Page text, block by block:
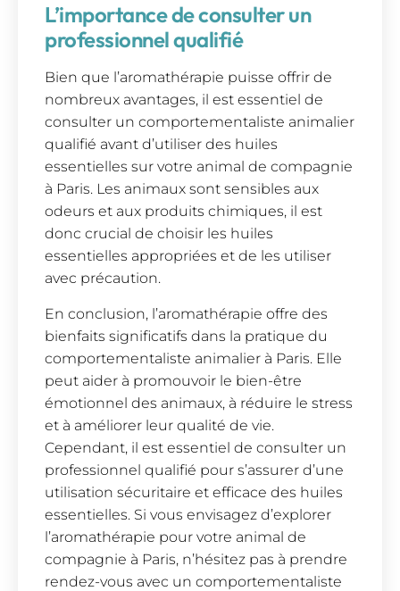
L’importance de consulter un
professionnel qualifié
Bien que l’aromathérapie puisse offrir de
nombreux avantages, il est essentiel de
consulter un comportementaliste animalier
qualifié avant d’utiliser des huiles
essentielles sur votre animal de compagnie
à Paris. Les animaux sont sensibles aux
odeurs et aux produits chimiques, il est
donc crucial de choisir les huiles
essentielles appropriées et de les utiliser
avec précaution.
En conclusion, l’aromathérapie offre des
bienfaits significatifs dans la pratique du
comportementaliste animalier à Paris. Elle
peut aider à promouvoir le bien-être
émotionnel des animaux, à réduire le stress
et à améliorer leur qualité de vie.
Cependant, il est essentiel de consulter un
professionnel qualifié pour s’assurer d’une
utilisation sécuritaire et efficace des huiles
essentielles. Si vous envisagez d’explorer
l’aromathérapie pour votre animal de
compagnie à Paris, n’hésitez pas à prendre
rendez-vous avec un comportementaliste